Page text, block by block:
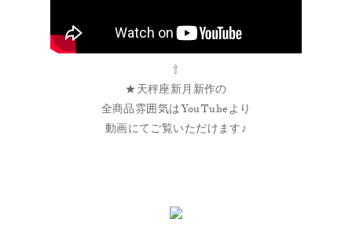
⇧
★天秤座新月新作の
全商品雰囲気はYouTubeより
動画にてご覧いただけます♪